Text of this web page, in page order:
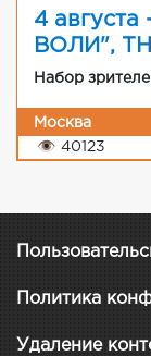
4
ВОЛИ",
Набор
Москва
👁 40123
Политика
Удаление